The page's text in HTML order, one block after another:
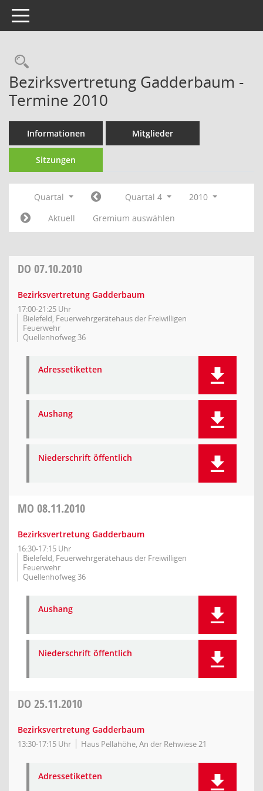
Toggle navigation
Rechercheauswahl
Bezirksvertretung Gadderbaum -
Termine 2010
Informationen Mitglieder
Sitzungen
Quartal Quartal 4
2010
Aktuell
Gremium auswählen
DO 07.10.2010
Bezirksvertretung Gadderbaum
17:00-21:25 Uhr
Bielefeld, Feuerwehrgerätehaus der Freiwilligen
Feuerwehr
Quellenhofweg 36
Adressetiketten
Aushang
Niederschrift öffentlich
MO 08.11.2010
Bezirksvertretung Gadderbaum
16:30-17:15 Uhr
Bielefeld, Feuerwehrgerätehaus der Freiwilligen
Feuerwehr
Quellenhofweg 36
Aushang
Niederschrift öffentlich
DO 25.11.2010
Bezirksvertretung Gadderbaum
13:30-17:15 Uhr Haus Pellahöhe, An der Rehwiese 21
Adressetiketten